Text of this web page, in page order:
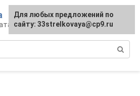
теплиц
Для любых предложений по
сайту: 33strelkovaya@cp9.ru